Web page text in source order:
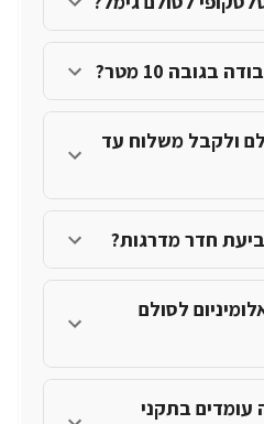
10 מטר?
ולקבל משלוח עד
חדר מדרגות?
לסולם
בתקני